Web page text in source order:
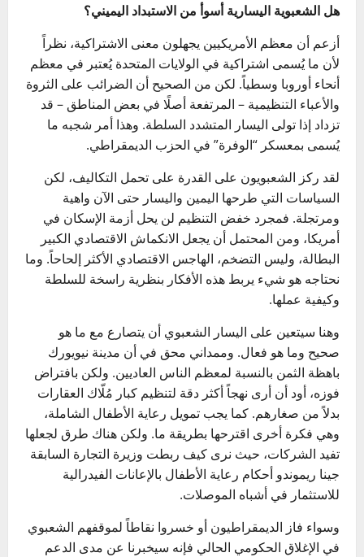
هل الشعبوية اليسارية أسوأ من الاستبداد اليميني؟
أزعم أن معظم الأمريكيين يجهلون معنى الاشتراكية، نظراً
لأن ما يُسمى اشتراكية في الولايات المتحدة يُعتبر في معظم
أنحاء أوروبا وسطياً. لكن من الصحيح أن الضرائب على الثروة
والأعباء التنظيمية – المرتفعة أصلًا في بعض المناطق – قد
تزداد إذا تولى اليسار المتشدد السلطة. وهذا أمر شجبه ما
يُسمى بمعسكر “الوفرة” في الحزب الديمقراطي.
لقد ركز الشعبويون على القدرة على تحمل التكاليف، لكن
السياسات التي طرحها اليمين واليسار حتى الآن واهية
ومرتجلة. فمجرد خفض التنظيم لن يحل أزمة الإسكان في
أمريكا، ومن المحتمل أن يجعل الانكماش الاقتصادي الكبير
البطالة، وليس التضخم، الهاجس الاقتصادي الأكثر إلحاحاً. وما
نحتاجه هو شيء يربط هذه الأفكار بنظرية راسخة للسلطة
وكيفية عملها.
وهنا سيتعين على اليسار الشعبوي أن يتصارع مع ما هو
صحيح وما هو فعال. وممداني محق في أن مدينة نيويورك
باهظة الثمن بالنسبة لمعظم الناس العاديين. ولكن بافتراض
فوزه، أود أن أرى نهجاً أكثر دقة لتنظيم كبار مُلّاك العقارات
بدلاً من صغارهم. كما يجب تمويل رعاية الأطفال الشاملة،
وهي فكرة أخرى اقترحها بطريقة ما. ولكن هناك طرق لجعلها
تفيد الشركات، حيث نرى كيف ربطت وزيرة التجارة السابقة
جينا ريموندو أحكام رعاية الأطفال بالإعانات الفيدرالية
للاستثمار في أشباه الموصلات.
وسواء فاز الديمقراطيون أو خسروا نقاطاً لموقفهم الشعبوي
في الإغلاق الحكومي الحالي فإنه سيخبرنا عن مدى الدعم